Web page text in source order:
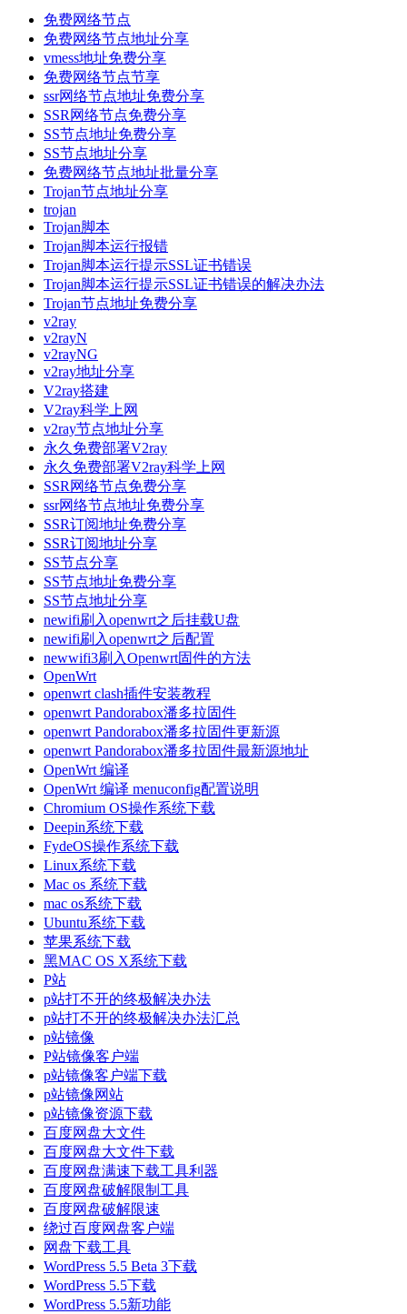
免费网络节点
免费网络节点地址分享
vmess地址免费分享
免费网络节点节享
ssr网络节点地址免费分享
SSR网络节点免费分享
SS节点地址免费分享
SS节点地址分享
免费网络节点地址批量分享
Trojan节点地址分享
trojan
Trojan脚本
Trojan脚本运行报错
Trojan脚本运行提示SSL证书错误
Trojan脚本运行提示SSL证书错误的解决办法
Trojan节点地址免费分享
v2ray
v2rayN
v2rayNG
v2ray地址分享
V2ray搭建
V2ray科学上网
v2ray节点地址分享
永久免费部署V2ray
永久免费部署V2ray科学上网
SSR网络节点免费分享
ssr网络节点地址免费分享
SSR订阅地址免费分享
SSR订阅地址分享
SS节点分享
SS节点地址免费分享
SS节点地址分享
newifi刷入openwrt之后挂载U盘
newifi刷入openwrt之后配置
newwifi3刷入Openwrt固件的方法
OpenWrt
openwrt clash插件安装教程
openwrt Pandorabox潘多拉固件
openwrt Pandorabox潘多拉固件更新源
openwrt Pandorabox潘多拉固件最新源地址
OpenWrt 编译
OpenWrt 编译 menuconfig配置说明
Chromium OS操作系统下载
Deepin系统下载
FydeOS操作系统下载
Linux系统下载
Mac os 系统下载
mac os系统下载
Ubuntu系统下载
苹果系统下载
黑MAC OS X系统下载
P站
p站打不开的终极解决办法
p站打不开的终极解决办法汇总
p站镜像
P站镜像客户端
p站镜像客户端下载
p站镜像网站
p站镜像资源下载
百度网盘大文件
百度网盘大文件下载
百度网盘满速下载工具利器
百度网盘破解限制工具
百度网盘破解限速
绕过百度网盘客户端
网盘下载工具
WordPress 5.5 Beta 3下载
WordPress 5.5下载
WordPress 5.5新功能